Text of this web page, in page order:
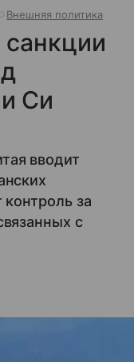
Внешняя политика
Си
вводит
за
с